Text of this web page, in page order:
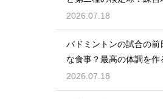
いとは
2026.07.18
バドミントンの試合の前
な食事？最高の体調を作
ニュー
2026.07.18